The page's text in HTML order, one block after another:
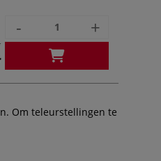
- +
Om teleurstellingen te